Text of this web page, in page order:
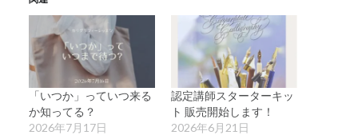
「いつか」っていつ来る
か知ってる？
2026年7月17日
認定講師スターターキッ
ト 販売開始します！
2026年6月21日